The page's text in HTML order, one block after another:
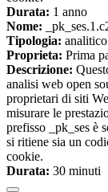
Durata: 1 anno
Nome:
Tipologia: analitico
Proprieta: Prima
Descrizione:
analisi web open
proprietari di siti
misurare le
prefisso _pk_ses è
si ritiene sia un
cookie.
Durata: 30 minuti